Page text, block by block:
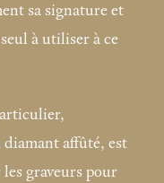
sa signature et
à utiliser à ce
affûté, est
graveurs pour